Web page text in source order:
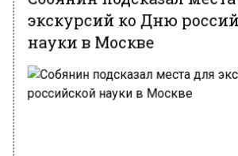
экскурсий ко Дню
науки в Москве